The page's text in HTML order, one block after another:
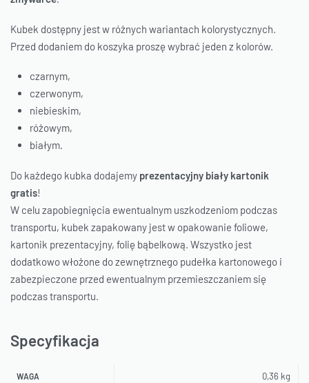
Kubek dostępny jest w różnych wariantach kolorystycznych.
Przed dodaniem do koszyka proszę wybrać jeden z kolorów.
czarnym,
czerwonym,
niebieskim,
różowym,
białym.
Do każdego kubka dodajemy prezentacyjny biały kartonik
gratis!
W celu zapobiegnięcia ewentualnym uszkodzeniom podczas
transportu, kubek zapakowany jest w opakowanie foliowe,
kartonik prezentacyjny, folię bąbelkową. Wszystko jest
dodatkowo włożone do zewnętrznego pudełka kartonowego i
zabezpieczone przed ewentualnym przemieszczaniem się
podczas transportu.
Specyfikacja
WAGA 0,36 kg